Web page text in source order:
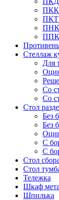
ПКК
ПКТ
ПНК
ППК
Противень
Стеллаж
Для
Со
Со
Стол
Без
Без
С
С
Стол
Стол
Тележка
Шкаф
Шпилька